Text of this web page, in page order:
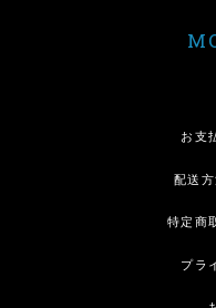
お支
配送
特定商
プラ